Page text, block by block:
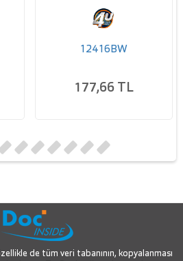
12416BW
177,66 TL
de tüm veri tabanının, kopyalanması